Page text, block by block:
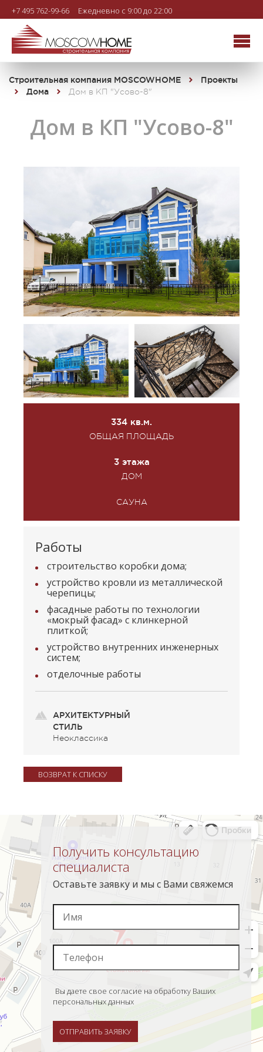
+7 495 762-99-66 Ежедневно с 9:00 до 22:00
Строительная компания MOSCOWHOME
Проекты
Дома
Дом в КП "Усово-8"
Дом в КП "Усово-8"
334 кв.м.
ОБЩАЯ ПЛОЩАДЬ
3 этажа
ДОМ
САУНА
Работы
строительство коробки дома;
устройство кровли из металлической
черепицы;
фасадные работы по технологии
«мокрый фасад» с клинкерной
плиткой;
устройство внутренних инженерных
систем;
отделочные работы
АРХИТЕКТУРНЫЙ
СТИЛЬ
Неоклассика
ВОЗВРАТ К СПИСКУ
Получить консультацию
специалиста
Оставьте заявку и мы с Вами свяжемся
Вы даете свое согласие на обработку Ваших
персональных данных
ОТПРАВИТЬ ЗАЯВКУ